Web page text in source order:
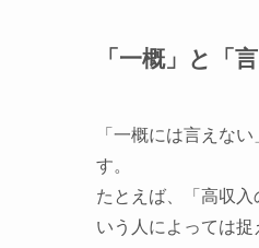
「一概」と「
「一概には言えな
す。
たとえば、「高収
いう人によっては